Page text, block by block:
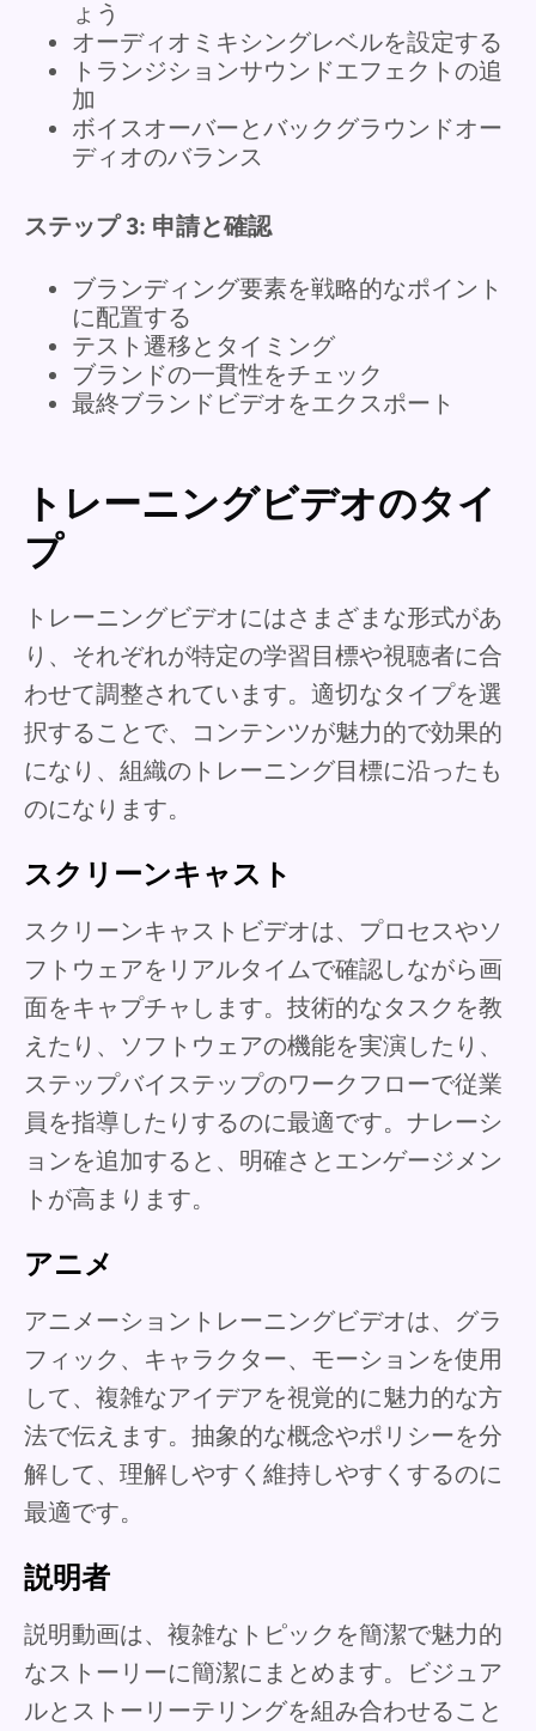
ょう
オーディオミキシングレベルを設定する
トランジションサウンドエフェクトの追
加
ボイスオーバーとバックグラウンドオー
ディオのバランス
ステップ 3: 申請と確認
ブランディング要素を戦略的なポイント
に配置する
テスト遷移とタイミング
ブランドの一貫性をチェック
最終ブランドビデオをエクスポート
トレーニングビデオのタイ
プ
トレーニングビデオにはさまざまな形式があ
り、それぞれが特定の学習目標や視聴者に合
わせて調整されています。適切なタイプを選
択することで、コンテンツが魅力的で効果的
になり、組織のトレーニング目標に沿ったも
のになります。
スクリーンキャスト
スクリーンキャストビデオは、プロセスやソ
フトウェアをリアルタイムで確認しながら画
面をキャプチャします。技術的なタスクを教
えたり、ソフトウェアの機能を実演したり、
ステップバイステップのワークフローで従業
員を指導したりするのに最適です。ナレーシ
ョンを追加すると、明確さとエンゲージメン
トが高まります。
アニメ
アニメーショントレーニングビデオは、グラ
フィック、キャラクター、モーションを使用
して、複雑なアイデアを視覚的に魅力的な方
法で伝えます。抽象的な概念やポリシーを分
解して、理解しやすく維持しやすくするのに
最適です。
説明者
説明動画は、複雑なトピックを簡潔で魅力的
なストーリーに簡潔にまとめます。ビジュア
ルとストーリーテリングを組み合わせること